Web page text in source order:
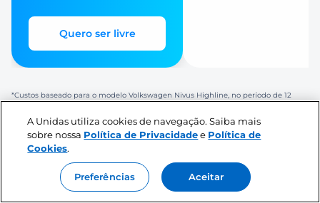
Quero ser livre
*Custos baseado para o modelo Volkswagen Nivus Highline, no período de 12
meses e 1.000 KM mensal.
O que os nossos clientes falam
A Unidas utiliza cookies de navegação. Saiba mais
sobre nossa Política de Privacidadee Política de
Cookies.
Preferências Aceitar